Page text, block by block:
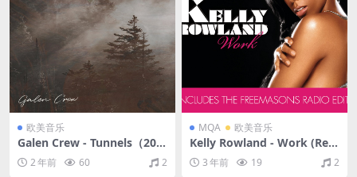
欧美音乐
Galen Crew - Tunnels（202
1/FLAC/EP分轨/75.3M）
2 年前 60 2
MQA 欧美音乐
Kelly Rowland - Work (Rem
ix)（2008/FLAC/EP分轨/218
M）(MQA/16bit/44.1kHz)
3 年前 19 2